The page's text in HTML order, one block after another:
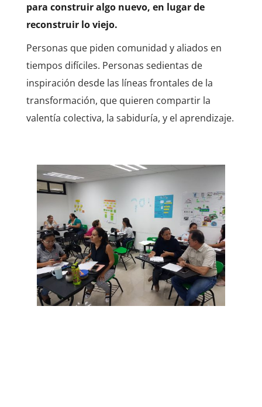
para construir algo nuevo, en lugar de
reconstruir lo viejo.
Personas que piden comunidad y aliados en
tiempos difíciles. Personas sedientas de
inspiración desde las líneas frontales de la
transformación, que quieren compartir la
valentía colectiva, la sabiduría, y el aprendizaje.